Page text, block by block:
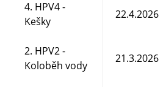
4. HPV4 -
Kešky
22.4.2026
2. HPV2 -
Koloběh vody
21.3.2026